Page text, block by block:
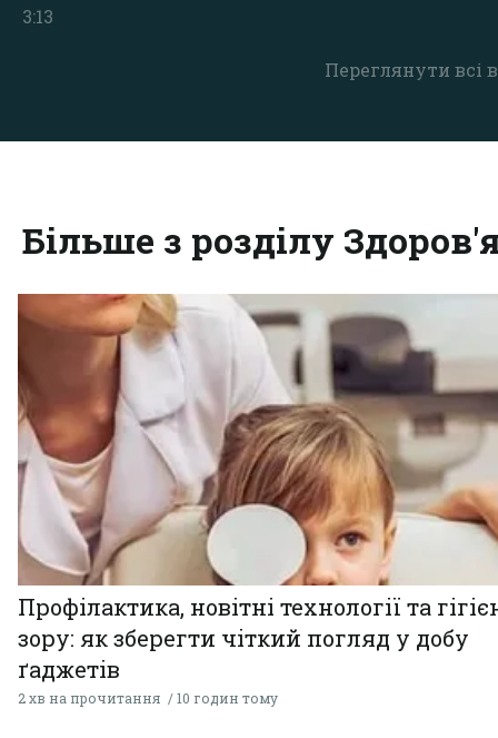
Переглянути всі
3:13
Більше з розділу
Профілактика, новітні технології та
зору: як зберегти чіткий погляд у добу
ґаджетів
2 хв на прочитання 10 годин тому